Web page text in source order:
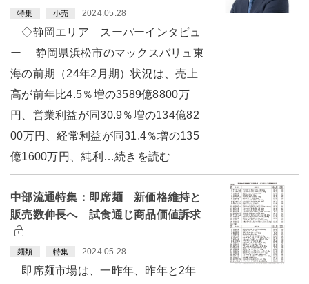
特集 小売 2024.05.28
◇静岡エリア スーパーインタビュ
ー 静岡県浜松市のマックスバリュ東
海の前期（24年2月期）状況は、売上
高が前年比4.5％増の3589億8800万
円、営業利益が同30.9％増の134億82
00万円、経常利益が同31.4％増の135
億1600万円、純利…続きを読む
中部流通特集：即席麺 新価格維持と
販売数伸長へ 試食通じ商品価値訴求
麺類 特集 2024.05.28
即席麺市場は、一昨年、昨年と2年